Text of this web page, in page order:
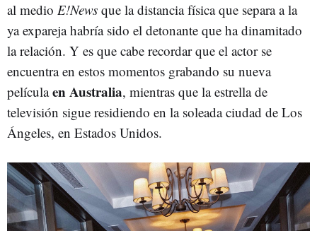
al medio E!News que la distancia física que separa a la
ya expareja habría sido el detonante que ha dinamitado
la relación. Y es que cabe recordar que el actor se
encuentra en estos momentos grabando su nueva
películaen Australia, mientras que la estrella de
televisión sigue residiendo en la soleada ciudad de Los
Ángeles, en Estados Unidos.